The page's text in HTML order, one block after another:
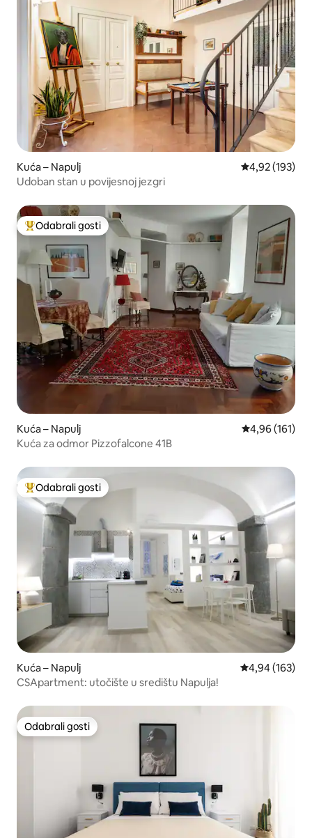
Kuća – Napulj Prosječna
4,92 (193)
Udoban stan u povijesnoj jezgri
Među najviše rangiranima s oznakom „Odabrali gosti”
Odabrali gosti
Kuća – Napulj Prosječna
4,96 (161)
Kuća za odmor Pizzofalcone 41B
Među najviše rangiranima s oznakom „Odabrali gosti”
Odabrali gosti
Kuća – Napulj Prosječna
4,94 (163)
CSApartment: utočište u središtu Napulja!
Odabrali gosti
Odabrali gosti